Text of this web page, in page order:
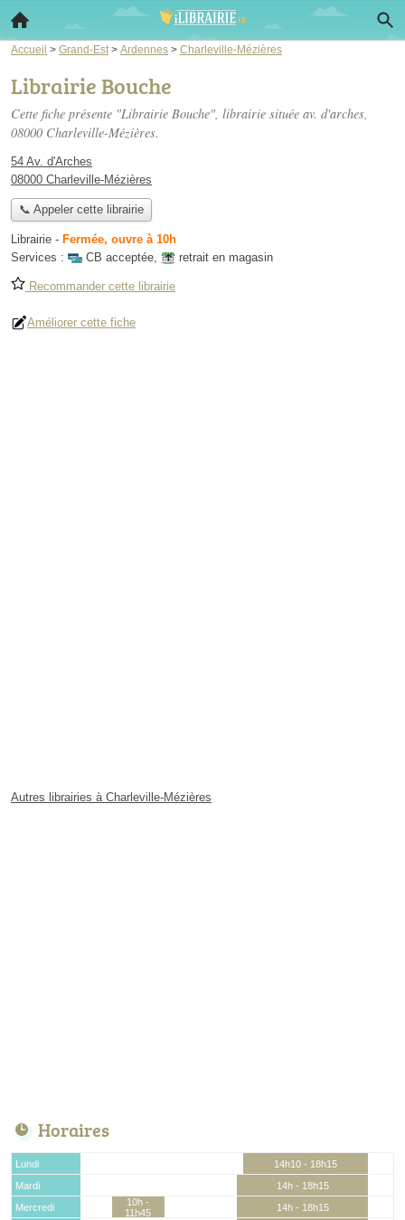
Accueil > Grand-Est > Ardennes > Charleville-Mézières
Librairie Bouche
Cette fiche présente "Librairie Bouche", librairie située av. d'arches,
08000 Charleville-Mézières.
54 Av. d'Arches
08000 Charleville-Mézières
📞 Appeler cette librairie
Librairie - Fermée, ouvre à 10h
Services :
CB acceptée, retrait en magasin
Recommander cette librairie
Améliorer cette fiche
Autres librairies à Charleville-Mézières
Horaires
Lundi
14h10 - 18h15
Mardi
14h - 18h15
Mercredi
10h -
11h45
14h - 18h15